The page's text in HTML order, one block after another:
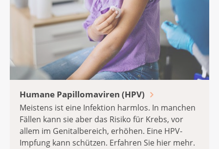
Humane Papillomaviren (HPV)
Meistens ist eine Infektion harmlos. In manchen
Fällen kann sie aber das Risiko für Krebs, vor
allem im Genitalbereich, erhöhen. Eine HPV-
Impfung kann schützen. Erfahren Sie hier mehr.